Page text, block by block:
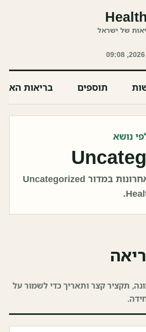
של ישראל
תוספים בריאות
כל הכתבות האחרונות במדור Uncategorized
תקציר קצר ותאריך כדי לשמור על